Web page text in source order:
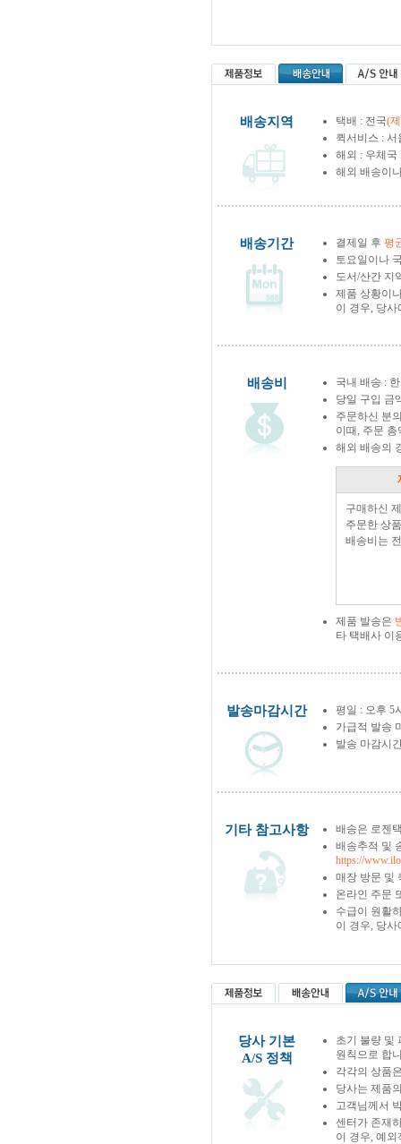
배송지역 택배 : 전국(
퀵서비스 :
해외 : 우체국
해외 배송이
배송기간 결제일 후 평
토요일이나
도서/산간 지
제품 상황이
이 경우, 당
배송비
국내 배송 :
당일 구입 금
주문하신 분
이때, 주문
해외 배송의
구매하신
주문한 상
배송비는
제품 발송은
타 택배사 이
발송마감시간
평일 : 오후 5
가급적 발송
발송 마감시
기타 참고사항
배송은 로젠
배송추적 및
https://
매장 방문 및
온라인 주문
수급이 원활
이 경우, 당
당사 기본
A/S 정책
초기 불량 및
원칙으로 합
각각의 상품
당사는 제품
고객님께서
센터가 존재
이 경우, 예